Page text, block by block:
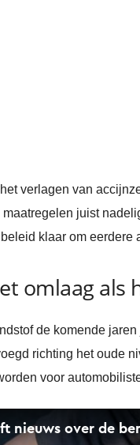
verlagen van
maatregelen juist
klaar om
omlaag als
de komende
richting het oude
voor